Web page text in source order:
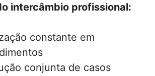
intercâmbio profissional:
constante em
conjunta de casos